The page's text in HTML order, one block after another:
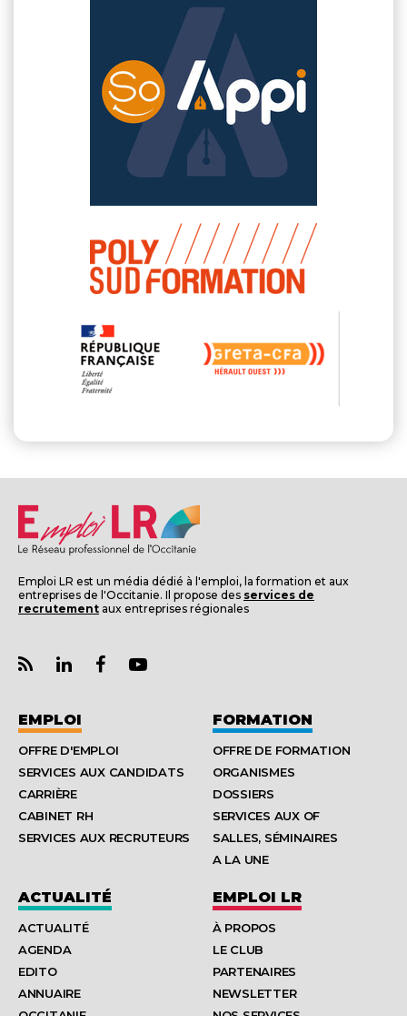
Emploi LR est un média dédié à l'emploi, la formation et aux
entreprises de l'Occitanie. Il propose des services de
recrutement aux entreprises régionales
EMPLOI
OFFRE D'EMPLOI
SERVICES AUX CANDIDATS
CARRIÈRE
CABINET RH
SERVICES AUX RECRUTEURS
FORMATION
OFFRE DE FORMATION
ORGANISMES
DOSSIERS
SERVICES AUX OF
SALLES, SÉMINAIRES
A LA UNE
ACTUALITÉ
ACTUALITÉ
AGENDA
EDITO
ANNUAIRE
EMPLOI LR
À PROPOS
LE CLUB
PARTENAIRES
NEWSLETTER